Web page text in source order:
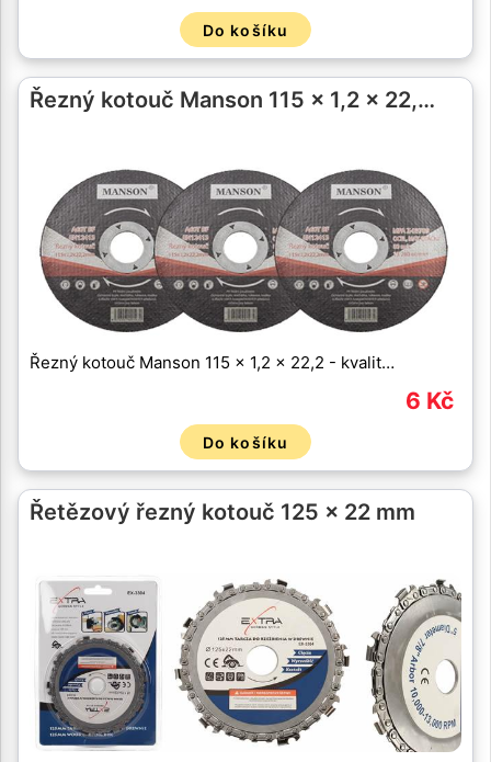
Do košíku
Řezný kotouč Manson 115 x 1,2 x 22,…
Řezný kotouč Manson 115 x 1,2 x 22,2 - kvalit…
6 Kč
Do košíku
Řetězový řezný kotouč 125 x 22 mm